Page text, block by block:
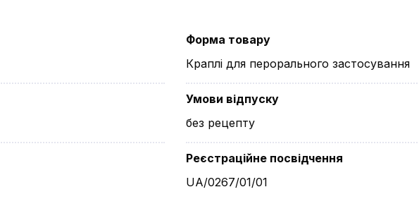
Форма товару
Краплі для перорального застосування
Умови відпуску
без рецепту
Реєстраційне посвідчення
UA/0267/01/01